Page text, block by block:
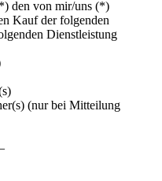
den von mir/uns (*)
Kauf der folgenden
Dienstleistung
(nur bei Mitteilung